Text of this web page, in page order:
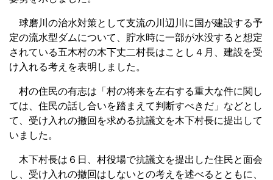
球磨川の治水対策として支流の川辺川に国が建設する予
定の流水型ダムについて、貯水時に一部が水没すると想定
されている五木村の木下丈二村長はことし４月、建設を受
け入れる考えを表明しました。
村の住民の有志は「村の将来を左右する重大な件に関し
ては、住民の話し合いを踏まえて判断すべきだ」などとし
て、受け入れの撤回を求める抗議文を木下村長に提出して
いました。
木下村長は６日、村役場で抗議文を提出した住民と面会
し、受け入れの撤回はしないとの考えを述べるとともに、